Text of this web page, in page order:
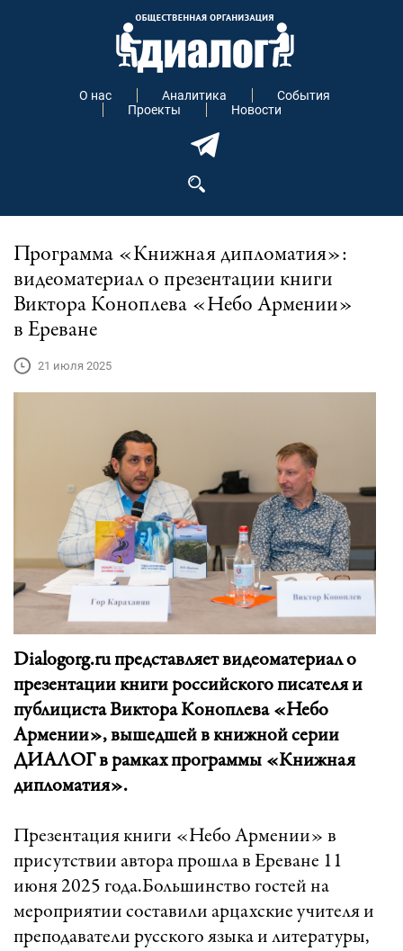
О нас Аналитика
События
Проекты
Новости
Программа «Книжная дипломатия»:
видеоматериал о презентации книги
Виктора Коноплева «Небо Армении»
в Ереване
21 июля 2025
Dialogorg.ru представляет видеоматериал о
презентации книги российского писателя и
публициста Виктора Коноплева «Небо
Армении», вышедшей в книжной серии
ДИАЛОГ в рамках программы «Книжная
дипломатия».
Презентация книги «Небо Армении» в
присутствии автора прошла в Ереване 11
июня 2025 года.Большинство гостей на
мероприятии составили арцахские учителя и
преподаватели русского языка и литературы,